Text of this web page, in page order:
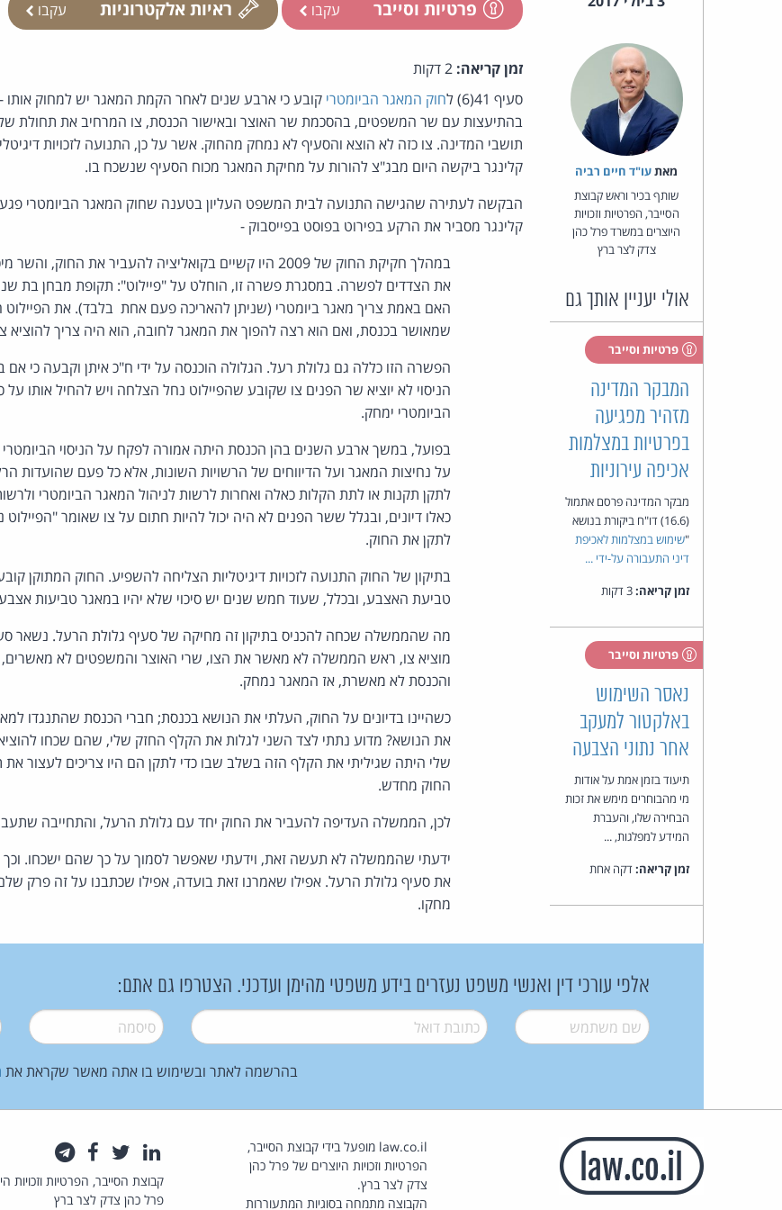
פרטיות וסייבר עקבו ראיות אלקטרוניות עקבו
מאת‏עו"ד חיים רביה
שותף בכיר וראש קבוצת
הסייבר, הפרטיות וזכויות
היוצרים במשרד פרל כהן
צדק לצר ברץ
אולי יעניין אותך גם
פרטיות וסייבר
המבקר המדינה
מזהיר מפגיעה
בפרטיות במצלמות
אכיפה עירוניות
מבקר המדינה פרסם אתמול
(16.6) דו"ח ביקורת בנושא
"שימוש במצלמות לאכיפת
דיני התעבורה על-ידי ...
זמן קריאה:
פרטיות וסייבר
נאסר השימוש
באלקטור למעקב
אחר נתוני הצבעה
תיעוד בזמן אמת על אודות
מי מהבוחרים מימש את זכות
הבחירה שלו, והעברת
המידע למפלגות, ...
זמן קריאה:דקה אחת
זמן קריאה:
סעיף 41(6) ל חוק המאגר הביומטרי קובע כי ארבע שנים לאחר הקמת המאגר יש למחוק אותו
בהתיעצות עם שר המשפטים, בהסכמת שר האוצר ובאישור הכנסת, צו המרחיב את תחולת
תושבי המדינה. צו כזה לא הוצא והסעיף לא נמחק מהחוק. אשר על כן, התנועה לזכויות
קלינגר ביקשה היום מבג"צ להורות על מחיקת המאגר מכוח הסעיף שנשכח בו.
הבקשה לעתירה שהגישה התנועה לבית המשפט העליון בטענה שחוק המאגר הביומטרי פגע
קלינגר מסביר את הרקע בפירוט בפוסט בפייסבוק -
במהלך חקיקת החוק של 2009 היו קשיים בקואליציה להעביר את
את הצדדים לפשרה. במסגרת פשרה זו, הוחלט על "פיילוט": תקופת מבחן בת
האם באמת צריך מאגר ביומטרי (שניתן להאריכה פעם אחת בלבד). את
שמאושר בכנסת, ואם הוא רצה להפוך את המאגר לחובה, הוא היה צריך להוציא
הפשרה הזו כללה גם גלולת רעל. הגלולה הוכנסה על ידי ח"כ איתן וקבעה כי
הניסוי לא יוציא שר הפנים צו שקובע שהפיילוט נחל הצלחה ויש להחיל אותו
הביומטרי ימחק.
בפועל, במשך ארבע השנים בהן הכנסת היתה אמורה לפקח על הניסוי הביומטרי
על נחיצות המאגר ועל הדיווחים של הרשויות השונות, אלא כל פעם שהועדות
לתקן תקנות או לתת הקלות כאלה ואחרות לרשות לניהול המאגר הביומטרי
כאלו דיונים, ובגלל ששר הפנים לא היה יכול להיות חתום על צו שאומר
לתקן את החוק.
בתיקון של החוק התנועה לזכויות דיגיטליות הצליחה להשפיע. החוק המתוקן
טביעת האצבע, ובכלל, שעוד חמש שנים יש סיכוי שלא יהיו במאגר טביעות
מה שהממשלה שכחה להכניס בתיקון זה מחיקה של סעיף גלולת הרעל. נשאר
מוציא צו, ראש הממשלה לא מאשר את הצו, שרי האוצר והמשפטים לא
והכנסת לא מאשרת, אז המאגר נמחק.
כשהיינו בדיונים על החוק, העלתי את הנושא בכנסת; חברי הכנסת שהתנגדו
את הנושא? מדוע נתתי לצד השני לגלות את הקלף החזק שלי, שהם שכחו
שלי היתה שגיליתי את הקלף הזה בשלב שבו כדי לתקן הם היו צריכים לעצור
החוק מחדש.
לכן, הממשלה העדיפה להעביר את החוק יחד עם גלולת הרעל, והתחייבה
ידעתי שהממשלה לא תעשה זאת, וידעתי שאפשר לסמוך על כך שהם ישכחו.
את סעיף גלולת הרעל. אפילו שאמרנו זאת בועדה, אפילו שכתבנו על זה פרק
מחקו.
אלפי עורכי דין ואנשי משפט נעזרים בידע משפטי מהימן ועדכני. הצטרפו גם אתם:
שם משתמש* דואל* סיסמה*
בהרשמה לאתר ובשימוש בו אתה מאשר שקראת את
law.co.il מופעל בידי קבוצת הסייבר,
הפרטיות וזכויות היוצרים של פרל כהן
צדק לצר ברץ.
הקבוצה מתמחה בסוגיות המתעוררות
לינקדאין
טוויטרפייסבוק
קבוצת הסייבר, הפרטיות וזכויות
פרל כהן צדק לצר ברץ